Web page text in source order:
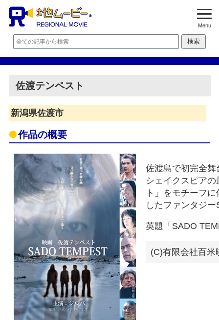
Menu
佐渡テンペスト
新潟県佐渡市
作品の概要
佐渡島で初完全舞
シェイクスピア
ト」をモチーフ
したファンタジ
英題「SADO
(C)有限会社百米